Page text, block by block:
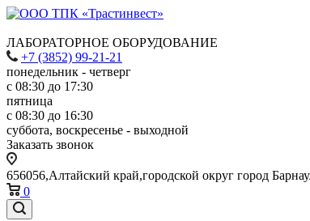
ЛАБОРАТОРНОЕ ОБОРУДОВАНИЕ
+7 (3852) 99-21-21
понедельник - четверг
с 08:30 до 17:30
пятница
с 08:30 до 16:30
суббота, воскресенье - выходной
Заказать звонок
656056,Алтайский край,городской округ город
0